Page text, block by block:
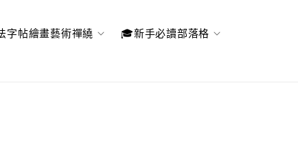
字帖繪畫藝術禪繞 🎓新手必讀部落格